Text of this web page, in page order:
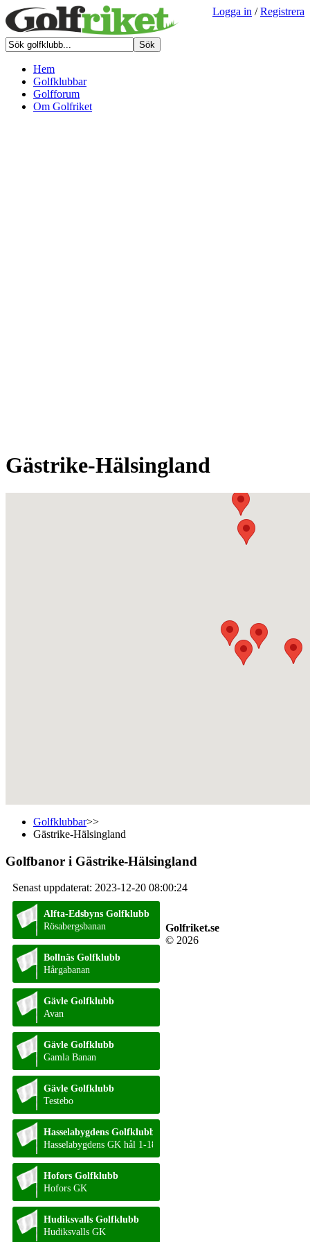
Logga in /Registrera
Hem
Golfklubbar
Golfforum
Om Golfriket
Gästrike-Hälsingland
Golfklubbar>>
Gästrike-Hälsingland
Golfbanor i Gästrike-Hälsingland
Senast uppdaterat: 2023-12-20 08:00:24
Alfta-Edsbyns Golfklubb
Rösabergsbanan
Bollnäs Golfklubb
Hårgabanan
Gävle Golfklubb
Avan
Gävle Golfklubb
Gamla Banan
Gävle Golfklubb
Testebo
Hasselabygdens Golfklubb
Hasselabygdens GK hål 1-18
Hofors Golfklubb
Hofors GK
Hudiksvalls Golfklubb
Hudiksvalls GK
Golfriket.se
© 2026